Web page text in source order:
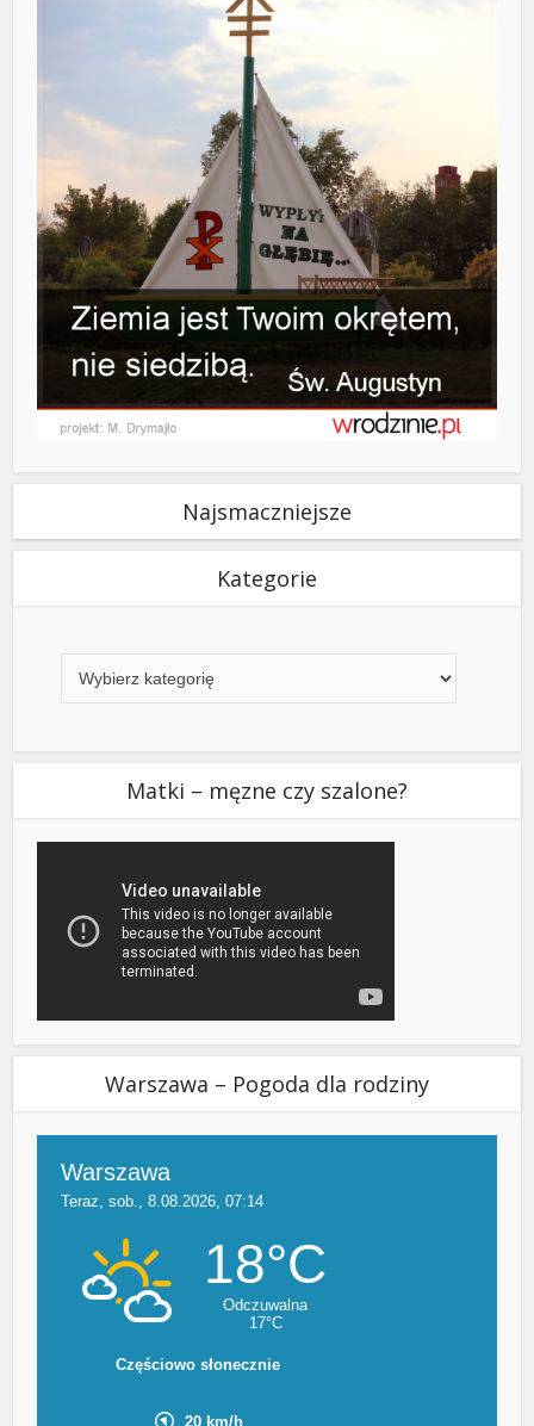
Najsmaczniejsze
Kategorie
Matki – męzne czy szalone?
Warszawa – Pogoda dla rodziny